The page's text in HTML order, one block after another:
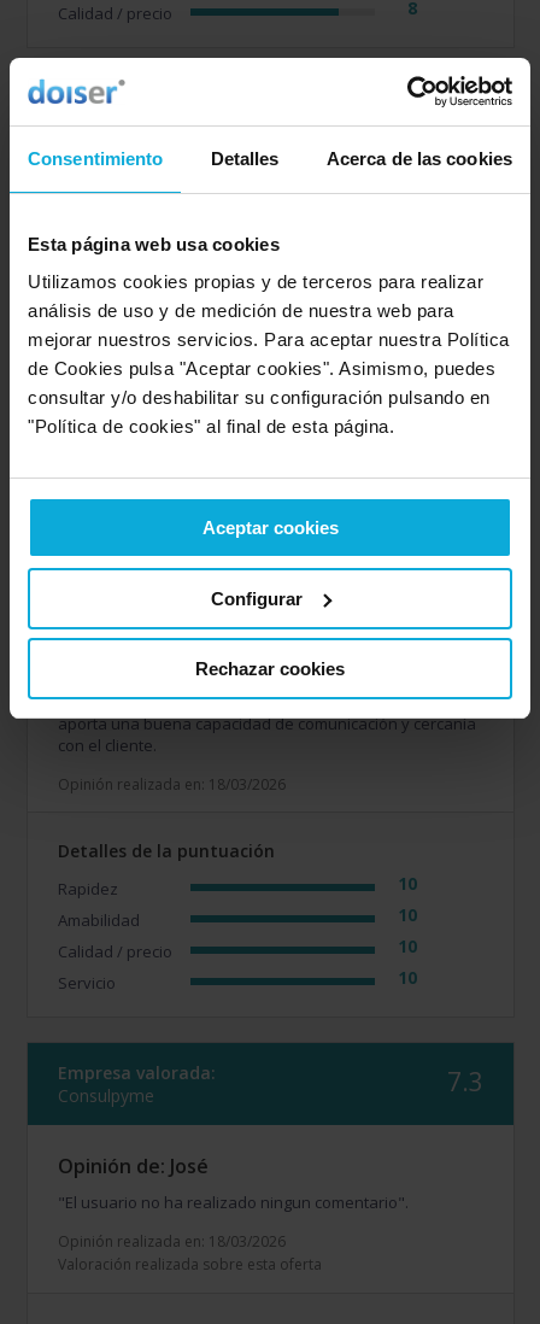
Consentimiento Detalles Acerca de las cookies
Esta página web usa cookies
Utilizamos cookies propias y de terceros para realizar
análisis de uso y de medición de nuestra web para
mejorar nuestros servicios. Para aceptar nuestra Política
de Cookies pulsa "Aceptar cookies". Asimismo, puedes
consultar y/o deshabilitar su configuración pulsando en
"Política de cookies" al final de esta página.
Aceptar cookies
Configurar
Rechazar cookies
Calidad / precio 8
Empresa valorada:
Alerta Prevenció
10.0
Opinión de: Saray
"El usuario no ha realizado ningun comentario".
Opinión realizada en: 20/03/2026
Detalles de la puntuación
Rapidez 10
Amabilidad 10
Calidad / precio
Empresa valorada:
OZONIA Consultores
Opinión de: Anónimo
¿Qué te ha gustado más?
El nivel de confianza que
transmite la empresa y la transparencia en el uso de la
información. Destacar la labor de Antonio Heredia que
aporta una buena capacidad de comunicación y cercanía
con el cliente.
Opinión realizada en: 18/03/2026
Detalles de la puntuación
Rapidez 10
Amabilidad 10
Calidad / precio 10
Servicio 10
Empresa valorada:
Consulpyme
7.3
Opinión de: José
"El usuario no ha realizado ningun comentario".
Opinión realizada en: 18/03/2026
Valoración realizada sobre esta oferta